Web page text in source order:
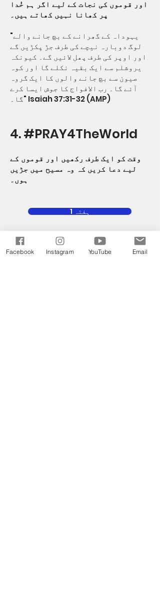
اور قوموں کی نجات کے لیے اگر ہم خُدا
پر کھانا نہیں کھاتے ہیں۔
"یہوداہ کے گھرانے کے بچ جانے والے
لوگ دوبارہ نیچے کی طرف جڑ پکڑیں گے
اور اوپر کی طرف پھل لائیں گے۔ کیونکہ
یروشلم سے ایک بقیہ نکلے گا اور کوہ
صیون سے بچ جانے والوں کا ایک گروہ
آئے گا۔ رب الافواج کا جوش ایسا کرے
گا۔" Isaiah 37:31-32 (AMP)
4. #PRAY4TheWorld
وقت کو ایک طرف رکھیں اور قوموں کے
لیے دعا کریں کہ وہ مسیح میں جڑیں
ہوں۔
ہفتہ 1
Facebook Instagram YouTube Email